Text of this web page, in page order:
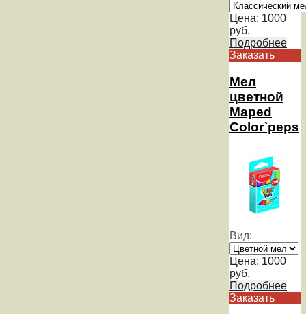
Цена: 1000
руб.
Подробнее
Заказать
Мел
цветной
Maped
Color`peps
Вид:
Цена: 1000
руб.
Подробнее
Заказать